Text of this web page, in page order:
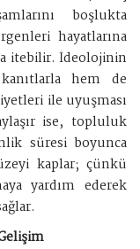
boşlukta
hayatlarına
itebilir. İdeolojinin
hem de
ile uyuşması
ise, topluluk
süresi boyunca
kaplar; çünkü
yardım ederek